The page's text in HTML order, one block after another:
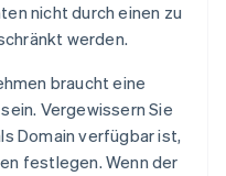
nicht durch einen zu
werden.
braucht eine
Vergewissern Sie
Domain verfügbar ist,
festlegen. Wenn der